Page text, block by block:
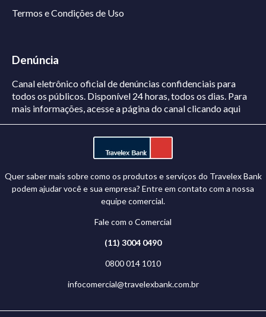
Termos e Condições de Uso
Denúncia
Canal eletrônico oficial de denúncias confidenciais para
todos os públicos. Disponível 24 horas, todos os dias. Para
mais informações, acesse a página do canalclicando aqui
Quer saber mais sobre como os produtos e serviços do Travelex Bank
podem ajudar você e sua empresa? Entre em contato com a nossa
equipe comercial.
Fale com o Comercial
(11) 3004 0490
0800 014 1010
infocomercial@travelexbank.com.br